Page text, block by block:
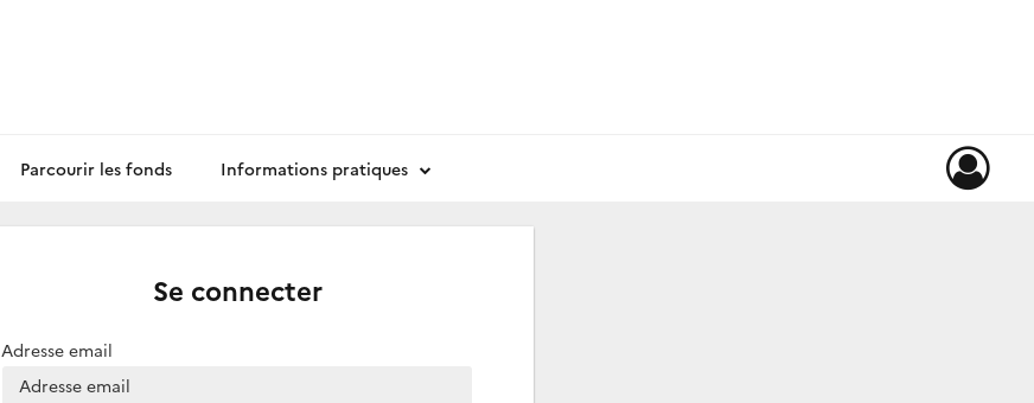
Parcourir les fonds Informations pratiques
Se connecter
Adresse email